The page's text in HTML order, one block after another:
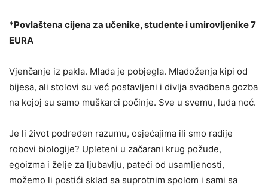
*Povlaštena cijena za učenike, studente i umirovljenike 7
EURA
Vjenčanje iz pakla. Mlada je pobjegla. Mladoženja kipi od
bijesa, ali stolovi su već postavljeni i divlja svadbena gozba
na kojoj su samo muškarci počinje. Sve u svemu, luda noć.
Je li život podređen razumu, osjećajima ili smo radije
robovi biologije? Upleteni u začarani krug požude,
egoizma i želje za ljubavlju, pateći od usamljenosti,
možemo li postići sklad sa suprotnim spolom i sami sa